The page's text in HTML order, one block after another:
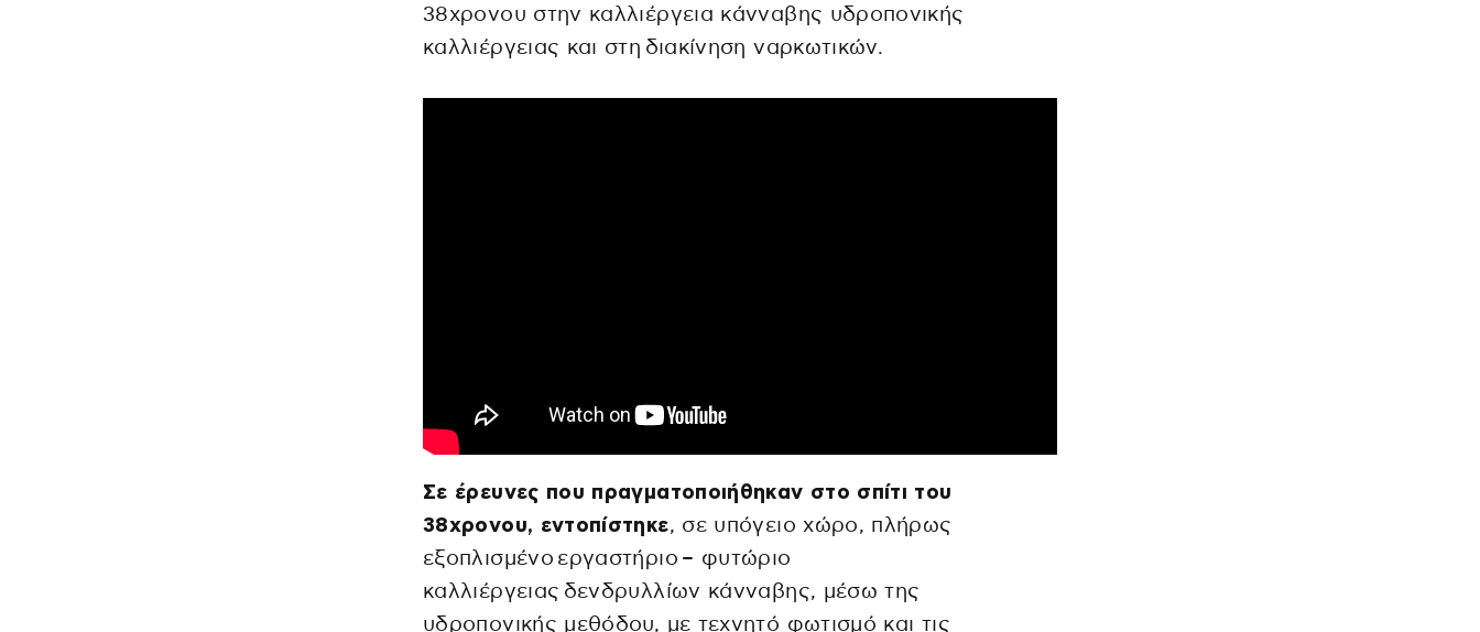
38χρονου στην καλλιέργεια κάνναβης υδροπονικής
καλλιέργειας και στη διακίνηση ναρκωτικών.
Σε έρευνες που πραγματοποιήθηκαν στο σπίτι του
38χρονου, εντοπίστηκε, σε υπόγειο χώρο, πλήρως
εξοπλισμένο εργαστήριο – φυτώριο
καλλιέργειας δενδρυλλίων κάνναβης, μέσω της
υδροπονικής μεθόδου, με τεχνητό φωτισμό και τις